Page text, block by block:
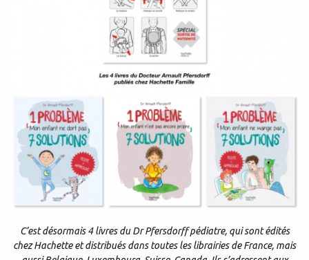
C’est désormais 4 livres du Dr Pfersdorff pédiatre, qui sont édités
chez Hachette et distribués dans toutes les librairies de France, mais